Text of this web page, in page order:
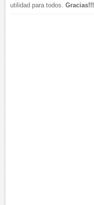
utilidad para todos.Gracias!!!